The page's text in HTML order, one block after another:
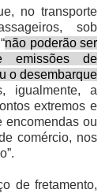
no transporte
sob
não poderão ser
emissões de
o desembarque
igualmente, a
extremos e
encomendas ou
comércio, nos
de fretamento,